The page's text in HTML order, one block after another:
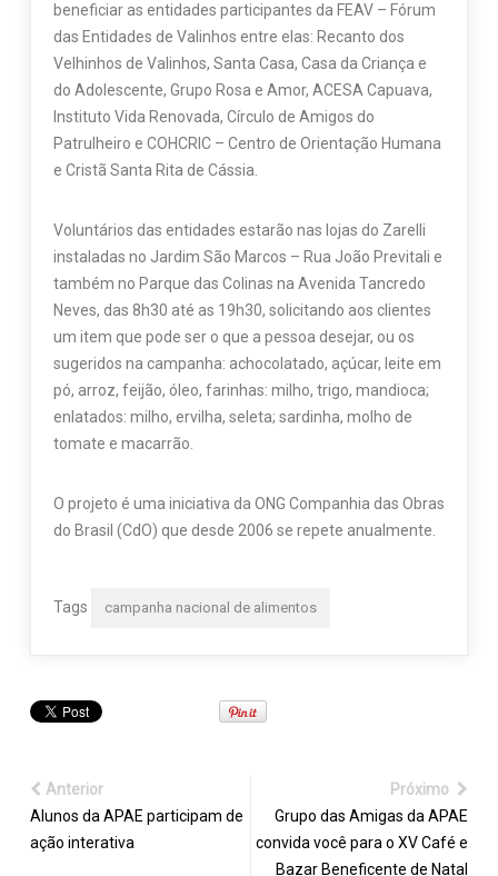
beneficiar as entidades participantes da FEAV – Fórum
das Entidades de Valinhos entre elas: Recanto dos
Velhinhos de Valinhos, Santa Casa, Casa da Criança e
do Adolescente, Grupo Rosa e Amor, ACESA Capuava,
Instituto Vida Renovada, Círculo de Amigos do
Patrulheiro e COHCRIC – Centro de Orientação Humana
e Cristã Santa Rita de Cássia.
Voluntários das entidades estarão nas lojas do Zarelli
instaladas no Jardim São Marcos – Rua João Previtali e
também no Parque das Colinas na Avenida Tancredo
Neves, das 8h30 até as 19h30, solicitando aos clientes
um item que pode ser o que a pessoa desejar, ou os
sugeridos na campanha: achocolatado, açúcar, leite em
pó, arroz, feijão, óleo, farinhas: milho, trigo, mandioca;
enlatados: milho, ervilha, seleta; sardinha, molho de
tomate e macarrão.
O projeto é uma iniciativa da ONG Companhia das Obras
do Brasil (CdO) que desde 2006 se repete anualmente.
Tags campanha nacional de alimentos
Anterior
Alunos da APAE participam de
ação interativa
Próximo
Grupo das Amigas da APAE
convida você para o XV Café e
Bazar Beneficente de Natal